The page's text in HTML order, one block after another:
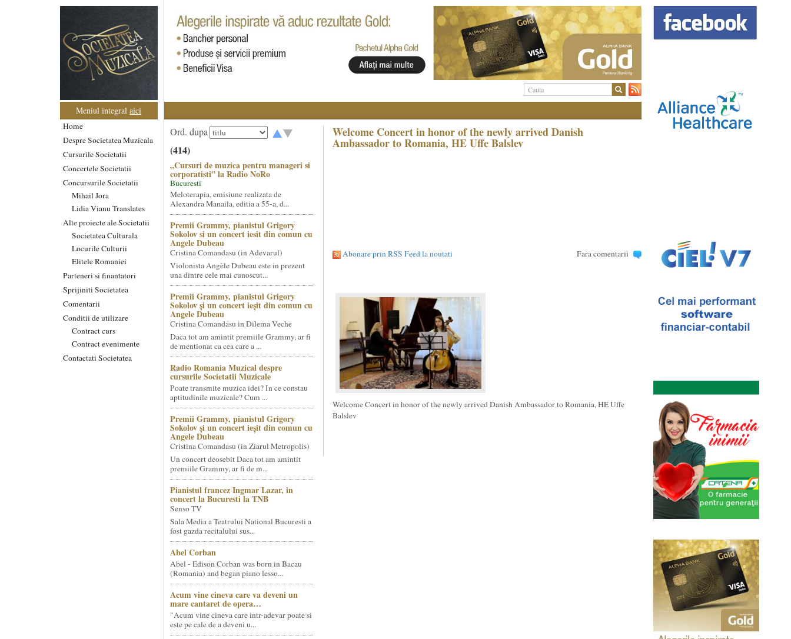
Meniul integralaici
Home
Despre Societatea Muzicala
Cursurile Societatii
Concertele Societatii
Concursurile Societatii
Mihail Jora
Lidia Vianu Translates
Alte proiecte ale Societatii
Societatea Culturala
Locurile Culturii
Elitele Romaniei
Parteneri si finantatori
Sprijiniti Societatea
Comentarii
Conditii de utilizare
Contract curs
Contract evenimente
Contactati Societatea
Ord. dupa
(414)
„Cursuri de muzica pentru manageri si
corporatisti” la Radio NoRo
Bucuresti
Meloterapia, emisiune realizata de
Alexandra Manaila, editia a 55-a, d...
Premii Grammy, pianistul Grigory
Sokolov si un concert iesit din comun cu
Angele Dubeau
Cristina Comandasu (in Adevarul)
Violonista Angèle Dubeau este in prezent
una dintre cele mai cunoscut...
Premii Grammy, pianistul Grigory
Sokolov și un concert ieșit din comun cu
Angele Dubeau
Cristina Comandasu in Dilema Veche
Daca tot am amintit premiile Grammy, ar fi
de mentionat ca cea care a ...
Radio Romania Muzical despre
cursurile Societatii Muzicale
Poate transmite muzica idei? In ce constau
aptitudinile muzicale? Cum ...
Premii Grammy, pianistul Grigory
Sokolov și un concert ieșit din comun cu
Angele Dubeau
Cristina Comandasu (in Ziarul Metropolis)
Un concert deosebit Daca tot am amintit
premiile Grammy, ar fi de m...
Pianistul francez Ingmar Lazar, in
concert la Bucuresti la TNB
Senso TV
Sala Media a Teatrului National Bucuresti a
fost gazda recitalului sus...
Abel Corban
Abel - Edison Corban was born in Bacau
(Romania) and began piano lesso...
Acum vine cineva care va deveni un
mare cantaret de opera…
"Acum vine cineva care intr-adevar poate si
este pe cale de a deveni u...
Welcome Concert in honor of the newly arrived Danish
Ambassador to Romania, HE Uffe Balslev
Abonare prin RSS Feed la noutati Fara comentarii
Welcome Concert in honor of the newly arrived Danish Ambassador to Romania, HE Uffe
Balslev